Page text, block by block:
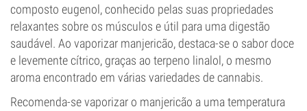
composto eugenol, conhecido pelas suas propriedades
relaxantes sobre os músculos e útil para uma digestão
saudável. Ao vaporizar manjericão, destaca-se o sabor doce
e levemente cítrico, graças ao terpeno linalol, o mesmo
aroma encontrado em várias variedades de cannabis.
Recomenda-se vaporizar o manjericão a uma temperatura